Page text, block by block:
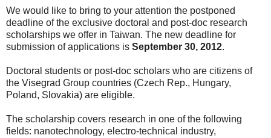
We would like to bring to your attention the postponed
deadline of the exclusive doctoral and post-doc research
scholarships we offer in Taiwan. The new deadline for
submission of applications is September 30, 2012.
Doctoral students or post-doc scholars who are citizens of
the Visegrad Group countries (Czech Rep., Hungary,
Poland, Slovakia) are eligible.
The scholarship covers research in one of the following
fields: nanotechnology, electro-technical industry,